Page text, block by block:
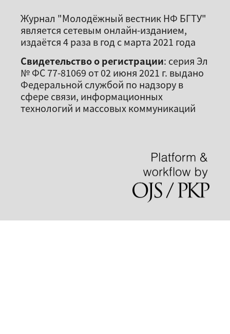
Журнал "Молодёжный вестник НФ БГТУ"
является сетевым онлайн-изданием,
издаётся 4 раза в год с марта 2021 года
Свидетельство о регистрации: серия Эл
№ ФС 77-81069 от 02 июня 2021 г. выдано
Федеральной службой по надзору в
сфере связи, информационных
технологий и массовых коммуникаций